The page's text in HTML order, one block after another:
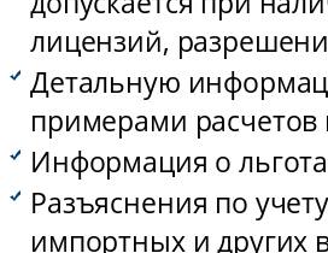
лицензий,
Детальную
примерами расчетов
Информация о
Разъяснения по
импортных и других